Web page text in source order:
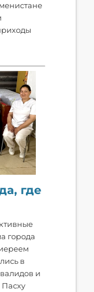
где
города
в
и